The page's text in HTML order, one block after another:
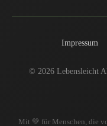
Impressum
© 2026 Lebensleicht
Mit 💚 für Menschen, die